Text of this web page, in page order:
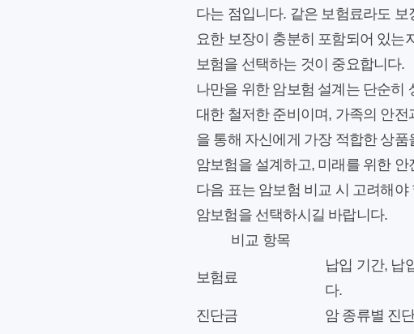
다는 점입니다. 같은 보험료라도
요한 보장이 충분히 포함되어 있는
보험을 선택하는 것이 중요합니다.
나만을 위한 암보험 설계는 단순히
대한 철저한 준비이며, 가족의 안
을 통해 자신에게 가장 적합한 상
암보험을 설계하고, 미래를 위한
다음 표는 암보험 비교 시 고려해
암보험을 선택하시길 바랍니다.
비교 항목
보험료
납입 기간, 납
다.
진단금
암 종류별 진